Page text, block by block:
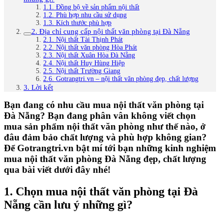
1.1. Đồng bộ về sản phẩm nội thất
1.2. Phù hợp nhu cầu sử dụng
1.3. Kích thước phù hợp
2. Địa chỉ cung cấp nội thất văn phòng tại Đà Nẵng
2.1. Nội thất Tài Thịnh Phát
2.2. Nội thất văn phòng Hòa Phát
2.3. Nội thất Xuân Hòa Đà Nẵng
2.4. Nội thất Huy Hùng Hiệp
2.5. Nội thất Trường Giang
2.6. Gotrangtri.vn – nội thất văn phòng đẹp, chất lượng
3. Lời kết
Bạn đang có nhu cầu mua nội thất văn phòng tại
Đà Nẵng? Bạn đang phân vân không viết chọn
mua sản phẩm nội thất văn phòng như thế nào, ở
đâu đảm bảo chất lượng và phù hợp không gian?
Để Gotrangtri.vn bật mí tới bạn những kinh nghiệm
mua nội thất văn phòng Đà Nẵng đẹp, chất lượng
qua bài viết dưới đây nhé!
1. Chọn mua nội thất văn phòng tại Đà
Nẵng cần lưu ý những gì?